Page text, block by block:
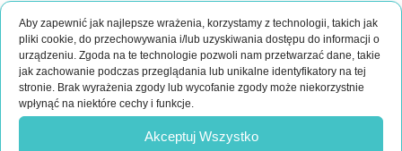
Aby zapewnić jak najlepsze wrażenia, korzystamy z technologii, takich jak
pliki cookie, do przechowywania i/lub uzyskiwania dostępu do informacji o
urządzeniu. Zgoda na te technologie pozwoli nam przetwarzać dane, takie
jak zachowanie podczas przeglądania lub unikalne identyfikatory na tej
stronie. Brak wyrażenia zgody lub wycofanie zgody może niekorzystnie
wpłynąć na niektóre cechy i funkcje.
Akceptuj Wszystko
ul. Lipińskiego 3/1
30-349 Kraków
POLSKA
kontakt@bar-event.pl
Jesli masz jakies pytania?
Napisz do nas